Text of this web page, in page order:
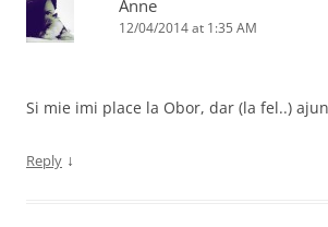
Anne
12/04/2014 at 1:35 AM
Si mie imi place la Obor, dar (la fel..)
Reply ↓